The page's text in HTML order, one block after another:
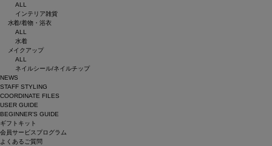
ALL
インテリア雑貨
水着/着物・浴衣
ALL
水着
メイクアップ
ALL
ネイルシール/ネイルチップ
NEWS
STAFF STYLING
COORDINATE FILES
USER GUIDE
BEGINNER’S GUIDE
ギフトキット
会員サービスプログラム
よくあるご質問